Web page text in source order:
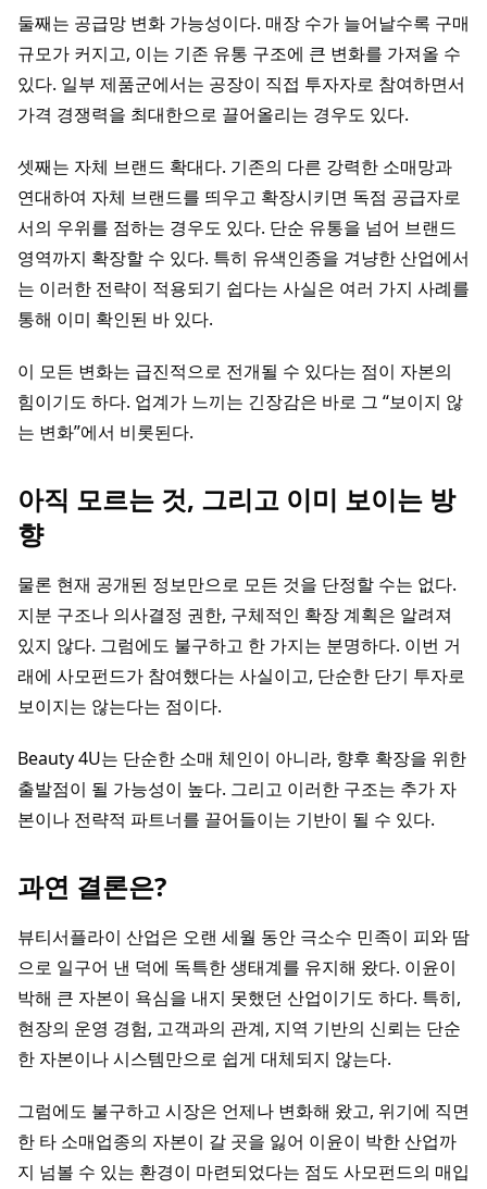
둘째는 공급망 변화 가능성이다. 매장 수가 늘어날수록 구매
규모가 커지고, 이는 기존 유통 구조에 큰 변화를 가져올 수
있다. 일부 제품군에서는 공장이 직접 투자자로 참여하면서
가격 경쟁력을 최대한으로 끌어올리는 경우도 있다.
셋째는 자체 브랜드 확대다. 기존의 다른 강력한 소매망과
연대하여 자체 브랜드를 띄우고 확장시키면 독점 공급자로
서의 우위를 점하는 경우도 있다. 단순 유통을 넘어 브랜드
영역까지 확장할 수 있다. 특히 유색인종을 겨냥한 산업에서
는 이러한 전략이 적용되기 쉽다는 사실은 여러 가지 사례를
통해 이미 확인된 바 있다.
이 모든 변화는 급진적으로 전개될 수 있다는 점이 자본의
힘이기도 하다. 업계가 느끼는 긴장감은 바로 그 “보이지 않
는 변화”에서 비롯된다.
아직 모르는 것, 그리고 이미 보이는 방
향
물론 현재 공개된 정보만으로 모든 것을 단정할 수는 없다.
지분 구조나 의사결정 권한, 구체적인 확장 계획은 알려져
있지 않다. 그럼에도 불구하고 한 가지는 분명하다. 이번 거
래에 사모펀드가 참여했다는 사실이고, 단순한 단기 투자로
보이지는 않는다는 점이다.
Beauty 4U는 단순한 소매 체인이 아니라, 향후 확장을 위한
출발점이 될 가능성이 높다. 그리고 이러한 구조는 추가 자
본이나 전략적 파트너를 끌어들이는 기반이 될 수 있다.
과연 결론은?
뷰티서플라이 산업은 오랜 세월 동안 극소수 민족이 피와 땀
으로 일구어 낸 덕에 독특한 생태계를 유지해 왔다. 이윤이
박해 큰 자본이 욕심을 내지 못했던 산업이기도 하다. 특히,
현장의 운영 경험, 고객과의 관계, 지역 기반의 신뢰는 단순
한 자본이나 시스템만으로 쉽게 대체되지 않는다.
그럼에도 불구하고 시장은 언제나 변화해 왔고, 위기에 직면
한 타 소매업종의 자본이 갈 곳을 잃어 이윤이 박한 산업까
지 넘볼 수 있는 환경이 마련되었다는 점도 사모펀드의 매입